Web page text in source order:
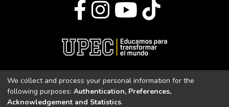
Universidad Politécnica Estatal del Carchi
We collect and process your personal information for the
following purposes: Authentication, Preferences,
Acknowledgement and Statistics.